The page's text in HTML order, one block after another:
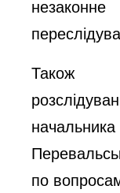
Також
по